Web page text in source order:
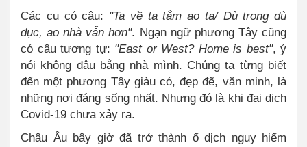
Các cụ có câu: "Ta về ta tắm ao ta/ Dù trong dù
đục, ao nhà vẫn hơn". Ngạn ngữ phương Tây cũng
có câu tương tự: "East or West? Home is best", ý
nói không đâu bằng nhà mình. Chúng ta từng biết
đến một phương Tây giàu có, đẹp đẽ, văn minh, là
những nơi đáng sống nhất. Nhưng đó là khi đại dịch
Covid-19 chưa xảy ra.
Châu Âu bây giờ đã trở thành ổ dịch nguy hiểm